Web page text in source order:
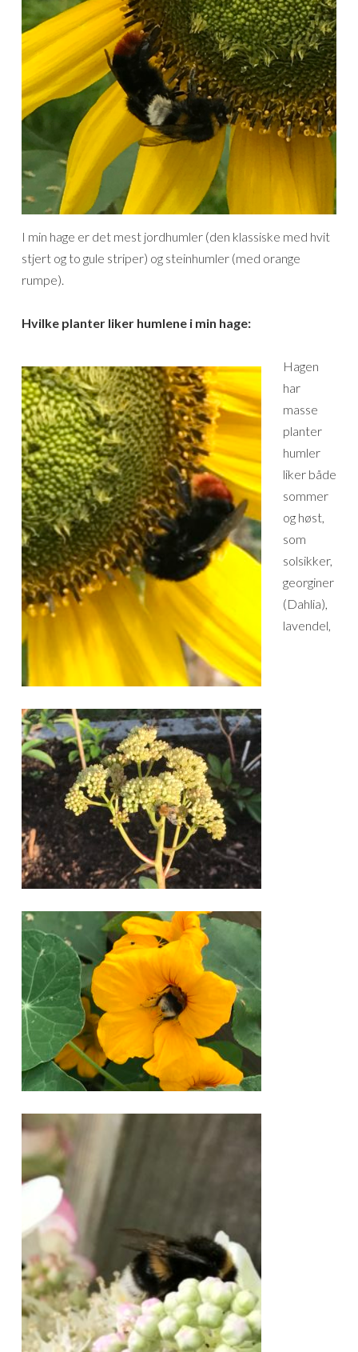
I min hage er det mest jordhumler (den klassiske med hvit
stjert og to gule striper) og steinhumler (med orange
rumpe).
Hvilke planter liker humlene i min hage:
Hagen
har
masse
planter
humler
liker både
sommer
og høst,
som
solsikker,
georginer
(Dahlia),
lavendel,